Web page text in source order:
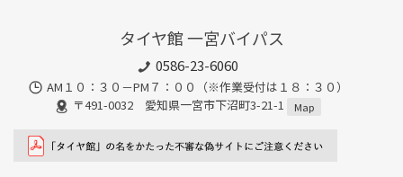
タイヤ館 一宮バイパス
0586-23-6060
AM１０：３０－PM７：００（※作業受付は１８：３０）
〒491-0032 愛知県一宮市下沼町3-21-1
Map